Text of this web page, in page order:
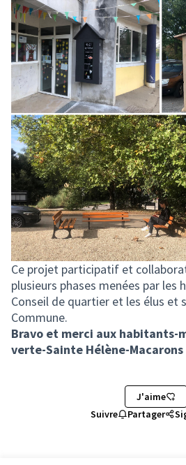
Ce projet participatif et
plusieurs phases menées par les
Conseil de quartier et les élus et
Commune.
Bravo et merci aux habitants-
verte-Sainte Hélène-Macarons
J'aime
Suivre
Partager